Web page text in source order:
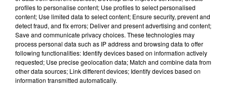
profiles to personalise content; Use profiles to select personalised
content; Use limited data to select content; Ensure security, prevent and
detect fraud, and fix errors; Deliver and present advertising and content;
Save and communicate privacy choices. These technologies may
process personal data such as IP address and browsing data to offer
following functionalities: Identify devices based on information actively
requested; Use precise geolocation data; Match and combine data from
other data sources; Link different devices; Identify devices based on
information transmitted automatically.